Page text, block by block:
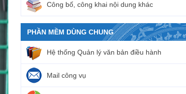
Công bố, công khai nội dung khác
PHẦN MỀM DÙNG CHUNG
Hệ thống Quản lý văn bản điều hành
Mail công vụ